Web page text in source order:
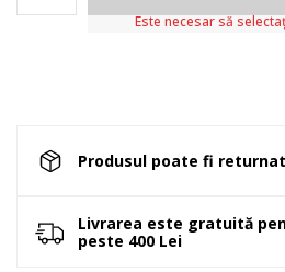
Este necesar să
Produsul poate fi
Livrarea este gratuită
peste 400 Lei